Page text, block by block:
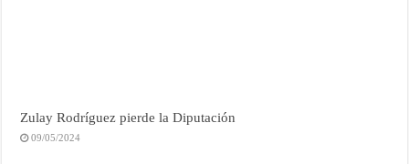
Zulay Rodríguez pierde la Diputación
09/05/2024